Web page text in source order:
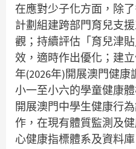
在應對少子化方面，除
計劃組建跨部門育兒支
觀；持續評估「育兒津
效，適時作出優化；建
年(2026年)開展澳門健康
小一至小六的學童健康
開展澳門中學生健康行
作，在現有體質監測及
心健康指標體系及資料庫